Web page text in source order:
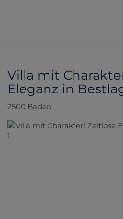
Villa mit
Eleganz in
2500 Baden